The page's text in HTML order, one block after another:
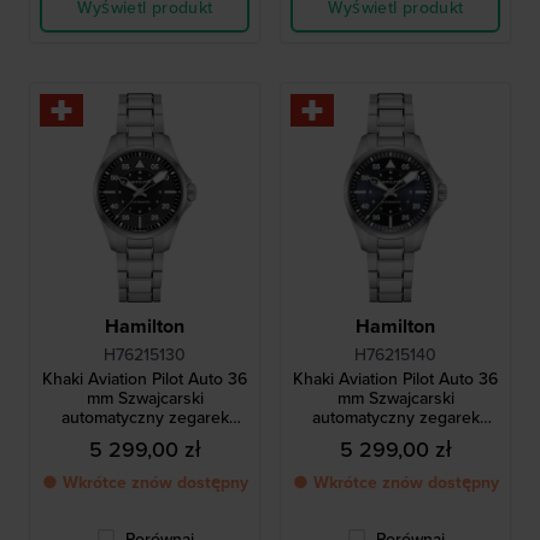
Wyświetl produkt
Wyświetl produkt
Hamilton
H76215130
Khaki Aviation Pilot Auto 36
mm Szwajcarski
automatyczny zegarek
lotniczy
5 299,00 zł
● Wkrótce znów dostępny
Hamilton
H76215140
Khaki Aviation Pilot Auto 36
mm Szwajcarski
automatyczny zegarek
lotniczy
5 299,00 zł
● Wkrótce znów dostępny